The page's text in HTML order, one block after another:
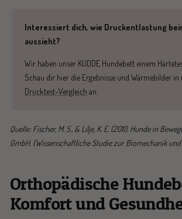
Interessiert dich, wie Druckentlastung
aussieht?
Wir haben unser KUDDE Hundebett einem
Schau dir hier die Ergebnisse und Wärmebilder in
Drucktest-Vergleich an.
Quelle: Fischer, M. S., & Lilje, K. E. (2011). Hunde in
GmbH. (Wissenschaftliche Studie zur Biomechanik
Orthopädische
Komfort und